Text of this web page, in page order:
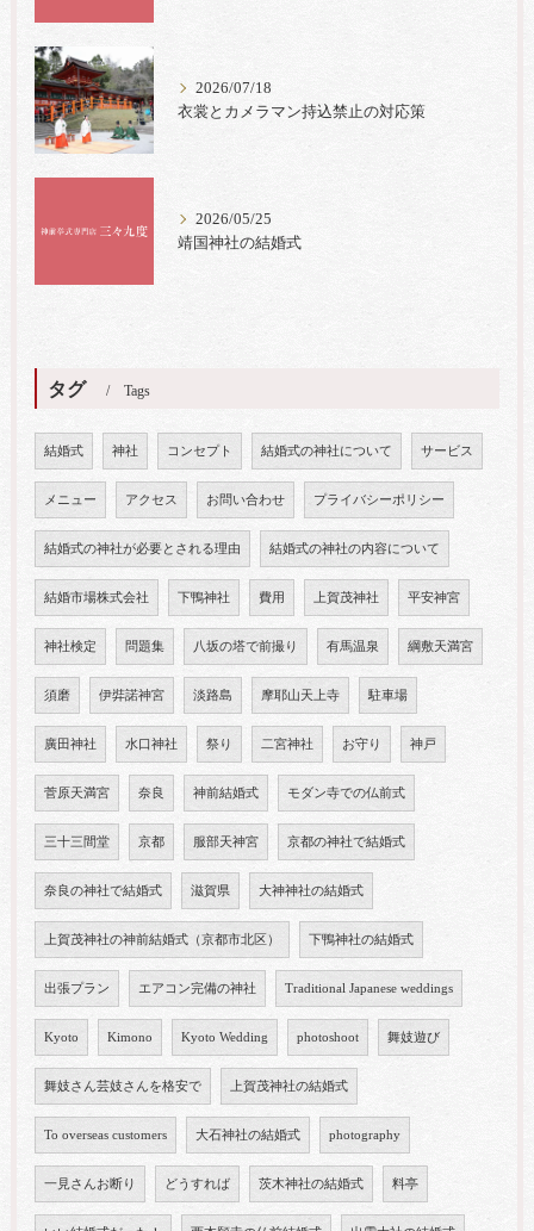
2026/07/18
衣裳とカメラマン持込禁止の対応策
2026/05/25
靖国神社の結婚式
タグ Tags
結婚式 神社 コンセプト 結婚式の神社について サービス
メニュー アクセス お問い合わせ プライバシーポリシー
結婚式の神社が必要とされる理由 結婚式の神社の内容について
結婚市場株式会社 下鴨神社 費用 上賀茂神社 平安神宮
神社検定 問題集 八坂の塔で前撮り 有馬温泉 綱敷天満宮
須磨 伊弉諾神宮 淡路島 摩耶山天上寺 駐車場
廣田神社 水口神社 祭り 二宮神社 お守り 神戸
菅原天満宮 奈良 神前結婚式 モダン寺での仏前式
三十三間堂 京都 服部天神宮 京都の神社で結婚式
奈良の神社で結婚式 滋賀県 大神神社の結婚式
上賀茂神社の神前結婚式（京都市北区） 下鴨神社の結婚式
出張プラン エアコン完備の神社 Traditional Japanese weddings
Kyoto Kimono Kyoto Wedding photoshoot 舞妓遊び
舞妓さん芸妓さんを格安で 上賀茂神社の結婚式
To overseas customers 大石神社の結婚式 photography
一見さんお断り どうすれば 茨木神社の結婚式 料亭